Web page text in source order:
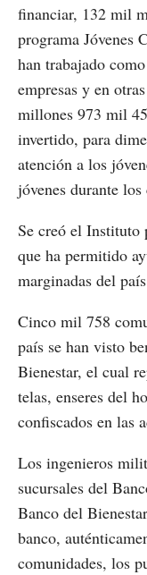
financiar, 132 mil
programa Jóvenes
han trabajado
empresas y en
millones 973 mil
invertido, para
atención a los
jóvenes durante
Se creó el Instituto
que ha permitido
marginadas del
Cinco mil 758
país se han visto
Bienestar, el cual
telas, enseres del
confiscados en las
Los ingenieros
sucursales del
Banco del
banco,
comunidades, los